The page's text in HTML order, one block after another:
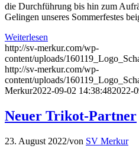
die Durchführung bis hin zum
Gelingen unseres Sommerfestes
Weiterlesen
http://sv-merkur.com/wp-
content/uploads/
http://sv-merkur.com/wp-
content/uploads/
Merkur2022-09-02 14:38:482022-
Neuer Trikot-Partner
23. August 2022/von SV Merkur